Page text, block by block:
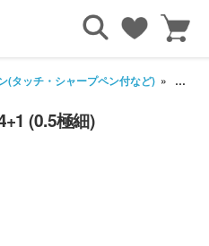
(タッチ・シャープペン付など) パイ
(0.5極細)